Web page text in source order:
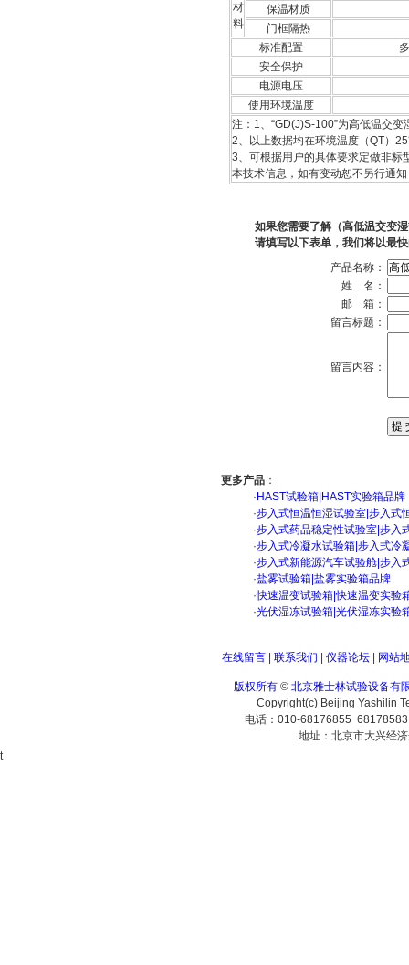
材
料
保温材质
门框隔热
标准配置
安全保护
电源电压
使用环境温度
注：1、“GD(J)S-100”为高低温交变
2、以上数据均在环境温度（QT）
3、可根据用户的具体要求定做非标
本技术信息，如有变动恕不另行通知
如果您需要了解（高低温交变
请填写以下表单，我们将以最
产品名称：
姓 名：
邮 箱：
留言标题：
留言内容：
更多产品：
· HAST试验箱|HAST实验箱品牌
·步入式恒温恒湿试验室|步入式
·步入式药品稳定性试验室|步入
·步入式冷凝水试验箱|步入式冷
·步入式新能源汽车试验舱|步入
·盐雾试验箱|盐雾实验箱品牌
·快速温变试验箱|快速温变实验
·光伏湿冻试验箱|光伏湿冻实验
在线留言| 联系我们 仪器论坛| 网站
版权所有 © 北京雅士林试验设备有
Copyright(c) Beijing Yashilin
电话：010-68176855
地址：北京市大兴经
t